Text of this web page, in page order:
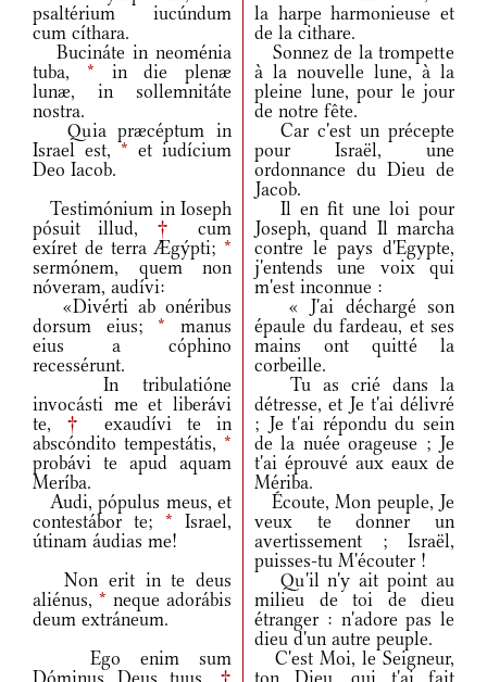
psaltérium iucúndum
cum cíthara.
la harpe harmonieuse et
de la cithare.
Bucináte in neoménia
tuba, * in die plenæ
lunæ, in sollemnitáte
nostra.
Sonnez de la trompette
à la nouvelle lune, à la
pleine lune, pour le jour
de notre fête.
Quia præcéptum in
Israel est, * et iudícium
Deo Iacob.
Car c'est un précepte
pour Israël, une
ordonnance du Dieu de
Jacob.
Testimónium in Ioseph
pósuit illud, †
cum
exíret de terra Ægýpti; *
sermónem, quem non
nóveram, audívi:
Il en fit une loi pour
Joseph, quand Il marcha
contre le pays d'Egypte,
j'entends une voix qui
m'est inconnue :
«Divérti ab onéribus
dorsum eius;* manus
eius a cóphino
recessérunt.
« J'ai déchargé son
épaule du fardeau, et ses
mains ont quitté la
corbeille.
In tribulatióne
invocásti me et liberávi
te, †
exaudívi te in
abscóndito tempestátis, *
probávi te apud aquam
Meríba.
Tu as crié dans la
détresse, et Je t'ai délivré
; Je t'ai répondu du sein
de la nuée orageuse ; Je
t'ai éprouvé aux eaux de
Mériba.
Audi, pópulus meus, et
contestábor te; * Israel,
útinam áudias me!
Écoute, Mon peuple, Je
veux te donner un
avertissement ; Israël,
puisses-tu M'écouter !
Non erit in te deus
aliénus, * neque adorábis
deum extráneum.
Qu'il n'y ait point au
milieu de toi de dieu
étranger : n'adore pas le
dieu d'un autre peuple.
Ego enim sum
C'est Moi, le Seigneur,